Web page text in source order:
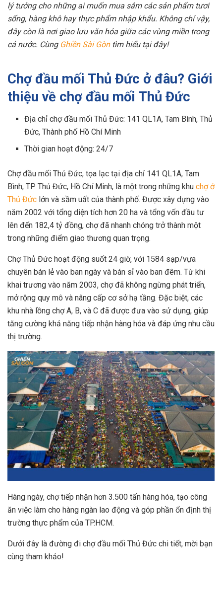
lý tưởng cho những ai muốn mua sắm các sản phẩm tươi
sống, hàng khô hay thực phẩm nhập khẩu. Không chỉ vậy,
đây còn là nơi giao lưu văn hóa giữa các vùng miền trong
cả nước. Cùng Ghiền Sài Gòntìm hiểu tại đây!
Chợ đầu mối Thủ Đức ở đâu? Giới
thiệu về chợ đầu mối Thủ Đức
Địa chỉ chợ đầu mối Thủ Đức: 141 QL1A, Tam Bình, Thủ
Đức, Thành phố Hồ Chí Minh
Thời gian hoạt động: 24/7
Chợ đầu mối Thủ Đức, tọa lạc tại địa chỉ 141 QL1A, Tam
Bình, TP. Thủ Đức, Hồ Chí Minh, là một trong những khu chợ ở
Thủ Đức lớn và sầm uất của thành phố. Được xây dựng vào
năm 2002 với tổng diện tích hơn 20 ha và tổng vốn đầu tư
lên đến 182,4 tỷ đồng, chợ đã nhanh chóng trở thành một
trong những điểm giao thương quan trọng.
Chợ Thủ Đức hoạt động suốt 24 giờ, với 1584 sạp/vựa
chuyên bán lẻ vào ban ngày và bán sỉ vào ban đêm. Từ khi
khai trương vào năm 2003, chợ đã không ngừng phát triển,
mở rộng quy mô và nâng cấp cơ sở hạ tầng. Đặc biệt, các
khu nhà lồng chợ A, B, và C đã được đưa vào sử dụng, giúp
tăng cường khả năng tiếp nhận hàng hóa và đáp ứng nhu cầu
thị trường.
Hàng ngày, chợ tiếp nhận hơn 3.500 tấn hàng hóa, tạo công
ăn việc làm cho hàng ngàn lao động và góp phần ổn định thị
trường thực phẩm của TP.HCM.
Dưới đây là đường đi chợ đầu mối Thủ Đức chi tiết, mời bạn
cùng tham khảo!